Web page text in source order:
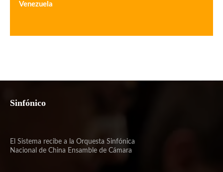
Venezuela
Sinfónico
El Sistema recibe a la Orquesta Sinfónica
Nacional de China Ensamble de Cámara